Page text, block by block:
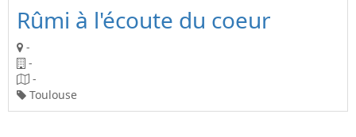
Rûmi à l'écoute du coeur
-
-
-
Toulouse